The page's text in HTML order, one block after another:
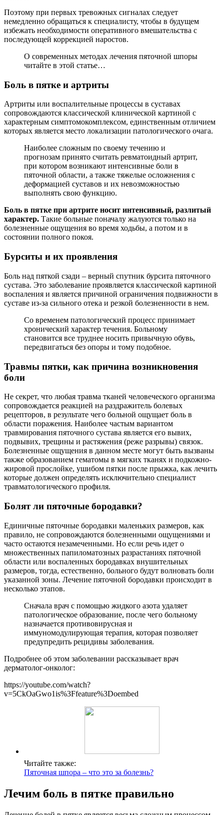
Поэтому при первых тревожных сигналах следует
немедленно обращаться к специалисту, чтобы в будущем
избежать необходимости оперативного вмешательства с
последующей коррекцией наростов.
О современных методах лечения пяточной шпоры
читайте в этой статье…
Боль в пятке и артриты
Артриты или воспалительные процессы в суставах
сопровождаются классической клинической картиной с
характерным симптомокомплексом, единственным отличием
которых является место локализации патологического очага.
Наиболее сложным по своему течению и
прогнозам принято считать ревматоидный артрит,
при котором возникают интенсивные боли в
пяточной области, а также тяжелые осложнения с
деформацией суставов и их невозможностью
выполнять свою функцию.
Боль в пятке при артрите носит интенсивный, разлитый
характер. Такие больные поначалу жалуются только на
болезненные ощущения во время ходьбы, а потом и в
состоянии полного покоя.
Бурситы и их проявления
Боль над пяткой сзади – верный спутник бурсита пяточного
сустава. Это заболевание проявляется классической картиной
воспаления и является причиной ограничения подвижности в
суставе из-за сильного отека и резкой болезненности в нем.
Со временем патологический процесс принимает
хронический характер течения. Больному
становится все труднее носить привычную обувь,
передвигаться без опоры и тому подобное.
Травмы пятки, как причина возникновения
боли
Не секрет, что любая травма тканей человеческого организма
сопровождается реакцией на раздражитель болевых
рецепторов, в результате чего больной ощущает боль в
области поражения. Наиболее частым вариантом
травмирования пяточного сустава является его вывих,
подвывих, трещины и растяжения (реже разрывы) связок.
Болезненные ощущения в данном месте могут быть вызваны
также образованием гематомы в мягких тканях и подкожно-
жировой прослойке, ушибом пятки после прыжка, как лечить
которые должен определять исключительно специалист
травматологического профиля.
Болят ли пяточные бородавки?
Единичные пяточные бородавки маленьких размеров, как
правило, не сопровождаются болезненными ощущениями и
часто остаются незамеченными. Но если речь идет о
множественных папиломатозных разрастаниях пяточной
области или воспаленных бородавках внушительных
размеров, тогда, естественно, больного будут волновать боли
указанной зоны. Лечение пяточной бородавки происходит в
несколько этапов.
Сначала врач с помощью жидкого азота удаляет
патологическое образование, после чего больному
назначается противовирусная и
иммуномодулирующая терапия, которая позволяет
предупредить рецидивы заболевания.
Подробнее об этом заболевании рассказывает врач
дерматолог-онколог:
https://youtube.com/watch?
v=5CkOaGwo1is%3Ffeature%3Doembed
Читайте также:
Пяточная шпора – что это за болезнь?
Лечим боль в пятке правильно